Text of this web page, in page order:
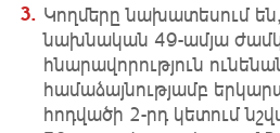
Կողմերը նախատեսում
նախնական 49-ամյա
հնարավորություն
համաձայնությամբ
հոդվածի 2-րդ կետում